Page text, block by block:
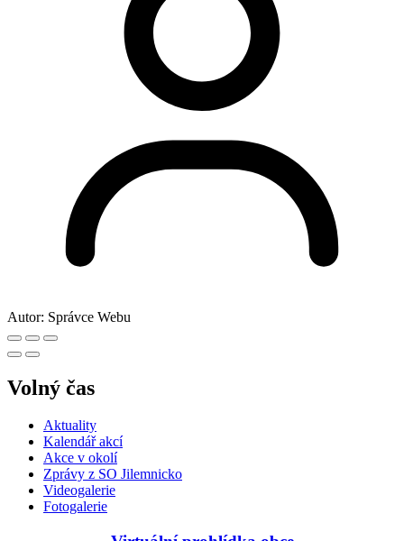
Autor: Správce Webu
Volný čas
Aktuality
Kalendář akcí
Akce v okolí
Zprávy z SO Jilemnicko
Videogalerie
Fotogalerie